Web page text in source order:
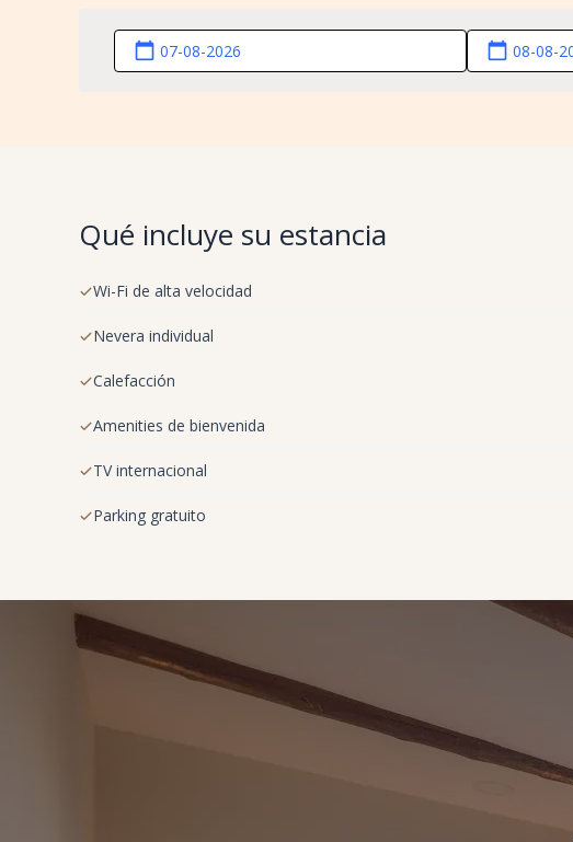
calendar_today calendar_today
Qué incluye su estancia
Wi-Fi de alta velocidad
Nevera individual
Calefacción
Amenities de bienvenida
TV internacional
Parking gratuito